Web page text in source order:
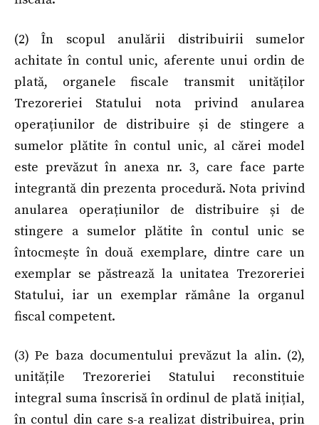
(2) În scopul anulării distribuirii sumelor
achitate în contul unic, aferente unui ordin de
plată, organele fiscale transmit unităților
Trezoreriei Statului nota privind anularea
operațiunilor de distribuire și de stingere a
sumelor plătite în contul unic, al cărei model
este prevăzut în anexa nr. 3, care face parte
integrantă din prezenta procedură. Nota privind
anularea operațiunilor de distribuire și de
stingere a sumelor plătite în contul unic se
întocmește în două exemplare, dintre care un
exemplar se păstrează la unitatea Trezoreriei
Statului, iar un exemplar rămâne la organul
fiscal competent.
(3) Pe baza documentului prevăzut la alin. (2),
unitățile Trezoreriei Statului reconstituie
integral suma înscrisă în ordinul de plată inițial,
în contul din care s-a realizat distribuirea, prin